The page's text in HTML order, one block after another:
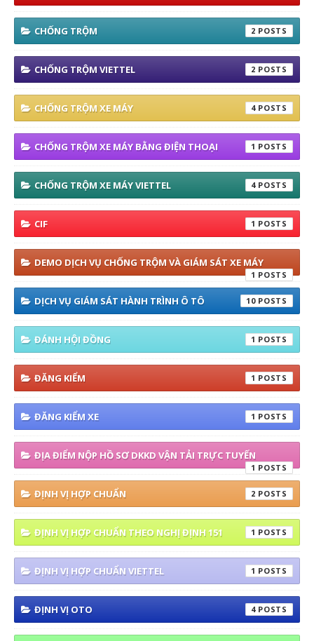
CHỐNG TRỘM 2
CHỐNG TRỘM VIETTEL 2
CHỐNG TRỘM XE MÁY 4
CHỐNG TRỘM XE MÁY BẰNG ĐIỆN THOẠI 1
CHỐNG TRỘM XE MÁY VIETTEL 4
CIF 1
DEMO DỊCH VỤ CHỐNG TRỘM VÀ GIÁM SÁT XE MÁY
1
DỊCH VỤ GIÁM SÁT HÀNH TRÌNH Ô TÔ 10
ĐÁNH HỘI ĐỒNG 1
ĐĂNG KIỂM 1
ĐĂNG KIỂM XE 1
ĐỊA ĐIỂM NỘP HỒ SƠ DKKD VẬN TẢI TRỰC TUYẾN
1
ĐỊNH VỊ HỢP CHUẨN 2
ĐỊNH VỊ HỢP CHUẨN THEO NGHỊ ĐỊNH 151 1
ĐỊNH VỊ HỢP CHUẨN VIETTEL 1
ĐỊNH VỊ OTO 4